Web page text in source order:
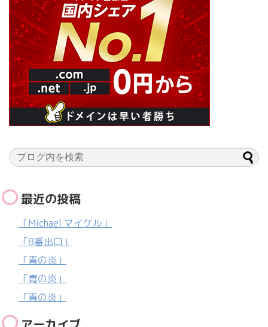
最近の投稿
「Michael マイケル」
「8番出口」
「青の炎」
「青の炎」
「青の炎」